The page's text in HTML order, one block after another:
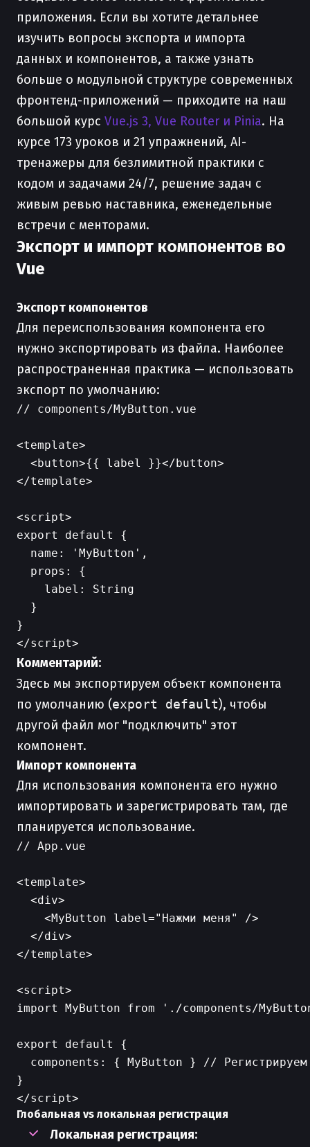
приложения. Если вы хотите детальнее
изучить вопросы экспорта и импорта
данных и компонентов, а также узнать
больше о модульной структуре современных
фронтенд-приложений — приходите на наш
большой курс Vue.js 3, Vue Router и Pinia. На
курсе 173 уроков и 21 упражнений, AI-
тренажеры для безлимитной практики с
кодом и задачами 24/7, решение задач с
живым ревью наставника, еженедельные
встречи с менторами.
Экспорт и импорт компонентов во
Vue
Экспорт компонентов
Для переиспользования компонента его
нужно экспортировать из файла. Наиболее
распространенная практика — использовать
экспорт по умолчанию:
// components/MyButton.vue
<template>
  <button>{{ label }}</button>
</template>
<script>
export default {
  name: 'MyButton',
  props: {
    label: String
  }
}
Комментарий:
Здесь мы экспортируем объект компонента
по умолчанию (export default), чтобы
другой файл мог "подключить" этот
компонент.
Импорт компонента
Для использования компонента его нужно
импортировать и зарегистрировать там, где
планируется использование.
// App.vue
<template>
  <div>
    <MyButton label="Нажми меня" />
  </div>
</template>
<script>
import MyButton from './components/
export default {
components: { MyButton } //
}
Глобальная vs локальная регистрация
Локальная регистрация: